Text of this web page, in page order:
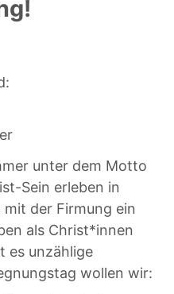
unter dem Motto
Sein erleben in
mit der Firmung ein
als Christ*innen
es unzählige
wollen wir: